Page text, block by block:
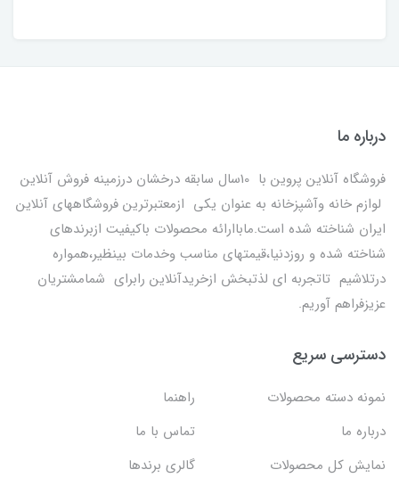
درباره ما
فروشگاه آنلاین پروین با 10سال سابقه درخشان درزمینه فروش آنلاین
لوازم خانه وآشپزخانه به عنوان یکی ازمعتبرترین فروشگاههای آنلاین
ایران شناخته شده است.ماباارائه محصولات باکیفیت ازبرندهای
شناخته شده و روزدنیا،قیمتهای مناسب وخدمات بینظیر،همواره
درتلاشیم تاتجربه ای لذتبخش ازخریدآنلاین رابرای شمامشتریان
عزیزفراهم آوریم.
دسترسی سریع
نمونه دسته محصولات
راهنما
درباره ما
تماس با ما
نمایش کل محصولات
گالری برندها